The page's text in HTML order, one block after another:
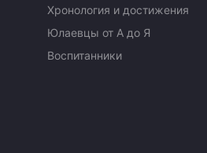
Хронология и достижения
Юлаевцы от А до Я
Воспитанники